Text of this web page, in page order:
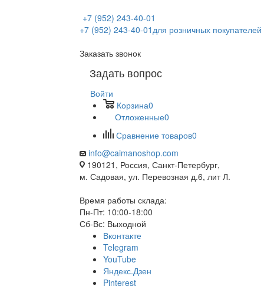
+7 (952) 243-40-01
+7 (952) 243-40-01для розничных покупателей
Заказать звонок
Задать вопрос
Войти
Корзина0
Отложенные0
Сравнение товаров0
info@caimanoshop.com
190121, Россия, Санкт-Петербург,
м. Садовая, ул. Перевозная д.6, лит Л.
Время работы склада:
Пн-Пт: 10:00-18:00
Сб-Вс: Выходной
Вконтакте
Telegram
YouTube
Яндекс.Дзен
Pinterest